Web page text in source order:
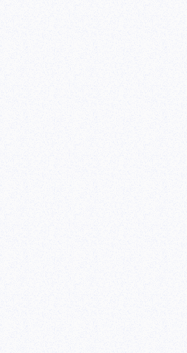
without time zone,ord_acp_crr
without time zone,ord_acp_crr